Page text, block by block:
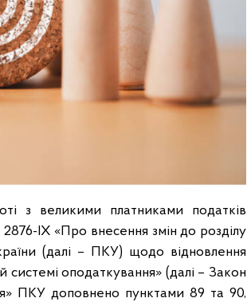
з великими платниками податків
IX «Про внесення змін до розділу
(далі – ПКУ) щодо відновлення
оподаткування» (далі – Закон
ПКУ доповнено пунктами 89 та 90,